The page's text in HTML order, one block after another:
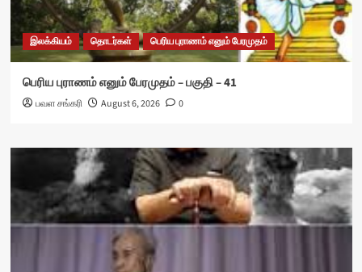
இலக்கியம் தொடர்கள் பெரிய புராணம் எனும் பேரமுதம்
பெரிய புராணம் எனும் பேரமுதம் – பகுதி – 41
பவள சங்கரி August 6, 2026 0